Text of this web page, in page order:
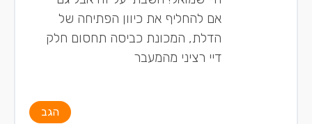
אם להחליף את כיוון הפתיחה של
הדלת, המכונת כביסה תחסום חלק
דיי רציני מהמעבר
הגב